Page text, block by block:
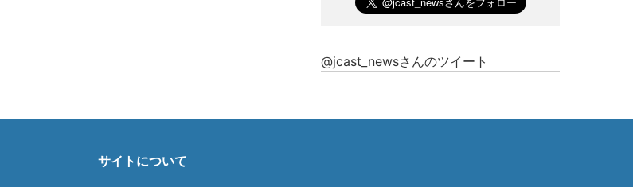
@jcast_newsさんのツイート
サイトについて